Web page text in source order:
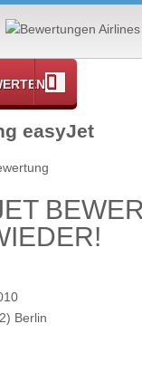
easyJet
Berlin